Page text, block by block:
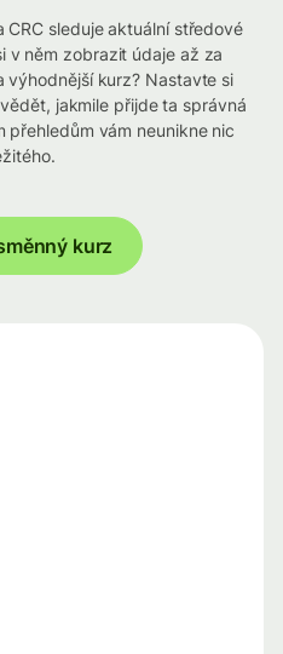
sleduje aktuální středové
v něm zobrazit údaje až za
výhodnější kurz? Nastavte si
jakmile přijde ta správná
přehledům vám neunikne nic
kurz